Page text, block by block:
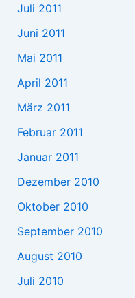
Juli 2011
Juni 2011
Mai 2011
April 2011
März 2011
Februar 2011
Januar 2011
Dezember 2010
Oktober 2010
September 2010
August 2010
Juli 2010